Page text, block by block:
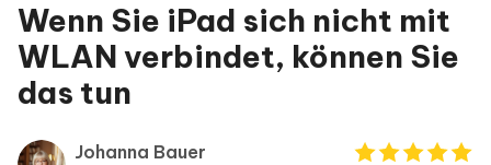
ReiBoot
for iOS
PDF
Neu
Wenn Sie iPad sich nicht mit
WLAN verbindet, können Sie
das tun
Johanna Bauer